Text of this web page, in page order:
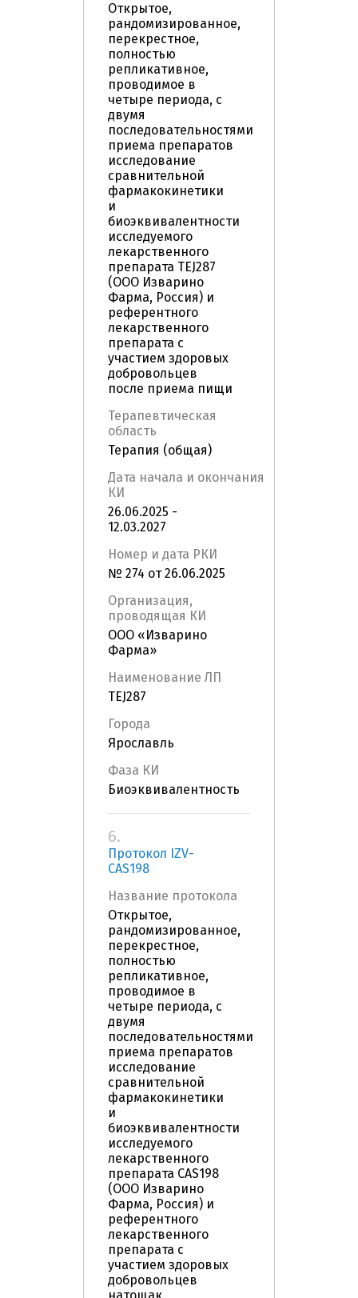
Открытое,
рандомизированное,
перекрестное,
полностью
репликативное,
проводимое в
четыре периода, с
двумя
последовательностями
приема препаратов
исследование
сравнительной
фармакокинетики
и
биоэквивалентности
исследуемого
лекарственного
препарата TEJ287
(ООО Изварино
Фарма, Россия) и
референтного
лекарственного
препарата с
участием здоровых
добровольцев
после приема пищи
Терапевтическая
область
Терапия (общая)
Дата начала и окончания
КИ
26.06.2025 -
12.03.2027
Номер и дата РКИ
№ 274 от 26.06.2025
Организация,
проводящая КИ
ООО «Изварино
Фарма»
Наименование ЛП
TEJ287
Города
Ярославль
Фаза КИ
Биоэквивалентность
6.
Протокол IZV-
CAS198
Название протокола
Открытое,
рандомизированное,
перекрестное,
полностью
репликативное,
проводимое в
четыре периода, с
двумя
последовательностями
приема препаратов
исследование
сравнительной
фармакокинетики
и
биоэквивалентности
исследуемого
лекарственного
препарата CAS198
(ООО Изварино
Фарма, Россия) и
референтного
лекарственного
препарата с
участием здоровых
добровольцев